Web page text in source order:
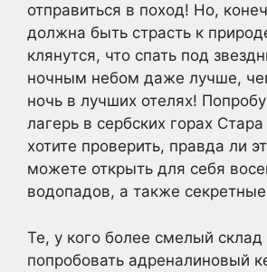
отправиться в поход! Но,
должна быть страсть к
клянутся, что спать под
ночным небом даже лучше,
ночь в лучших отелях!
лагерь в сербских горах
хотите проверить, правда ли
можете открыть для себя
водопадов, а также
Те, у кого более смелый
попробовать адреналиновый